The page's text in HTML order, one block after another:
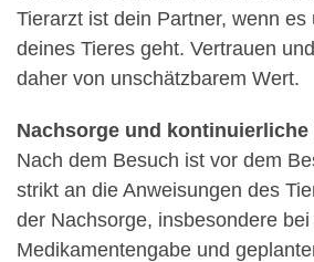
Tierarzt ist dein Partner, wenn
deines Tieres geht. Vertrauen
daher von unschätzbarem Wert.
Nachsorge und kontinuierliche
Nach dem Besuch ist vor dem
strikt an die Anweisungen des
der Nachsorge, insbesondere bei
Medikamentengabe und